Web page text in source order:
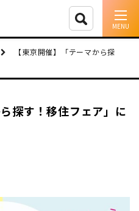
ント情報
支援
会う
村を探す
【東京開催】「テーマから探
探す！移住フェア」に